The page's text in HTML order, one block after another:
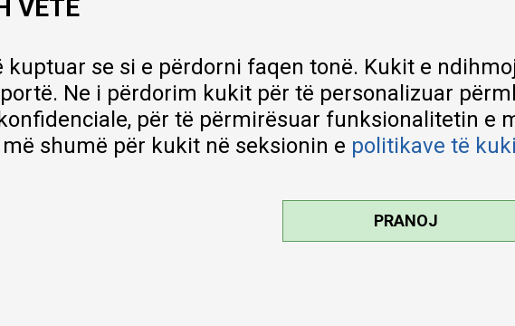
Lista e çmimeve
VETË
kuptuar se si e përdorni faqen tonë. Kukit e
Ne i përdorim kukit për të personalizuar
për të përmirësuar funksionalitetin e
shumë për kukit në seksionin e politikave të
PRANOJ